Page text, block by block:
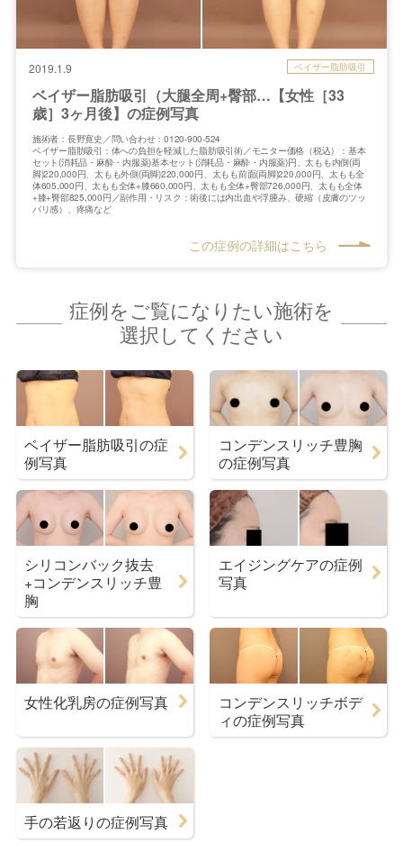
2019.1.9 ベイザー脂肪吸引
ベイザー脂肪吸引（大腿全周+臀部…【女性［33
歳］3ヶ月後】の症例写真
施術者：長野寛史／問い合わせ：0120-900-524
ベイザー脂肪吸引：体への負担を軽減した脂肪吸引術／モニター価格（税込）：基本
セット(消耗品・麻酔・内服薬)基本セット(消耗品・麻酔・内服薬)円、太もも内側(両
脚)220,000円、太もも外側(両脚)220,000円、太もも前面(両脚)220,000円、太もも全
体605,000円、太もも全体+膝660,000円、太もも全体+臀部726,000円、太もも全体
+膝+臀部825,000円／副作用・リスク：術後には内出血や浮腫み、硬縮（皮膚のツッ
パリ感）、疼痛など
この症例の詳細はこちら
症例をご覧になりたい施術を
選択してください
ベイザー脂肪吸引の症
例写真
コンデンスリッチ豊胸
の症例写真
シリコンバック抜去
+コンデンスリッチ豊
胸
エイジングケアの症例
写真
女性化乳房の症例写真
コンデンスリッチボデ
ィの症例写真
手の若返りの症例写真